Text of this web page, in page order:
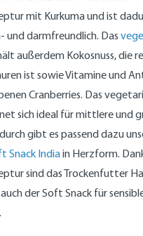
mit Kurkuma und ist
und darmfreundlich. Das
außerdem Kokosnuss, die
ist sowie Vitamine und
Cranberries. Das
sich ideal für mittlere und
gibt es passend dazu
Snack Indiain Herzform.
sind das Trockenfutter
der Soft Snack für